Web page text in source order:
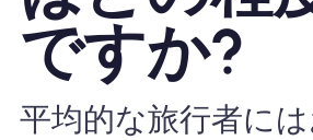
Nomad eSIMを使用する理由
ですか?
平均的な旅行者には